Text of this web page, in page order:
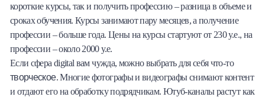
короткие курсы, так и получить профессию – разница в объеме и
сроках обучения. Курсы занимают пару месяцев, а получение
профессии – больше года. Цены на курсы стартуют от 230 у.е., на
профессии – около 2000 у.е.
Если сфера digital вам чужда, можно выбрать для себя что-то
творческое. Многие фотографы и видеографы снимают контент
и отдают его на обработку подрядчикам. Ютуб-каналы растут как